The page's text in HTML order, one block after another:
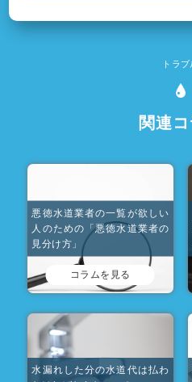
トラブ
関連
悪徳水道業者の一覧が欲しい
人のための「悪徳水道業者の
見分け方」
コラムを見る
水漏れした分の水道代は払わ